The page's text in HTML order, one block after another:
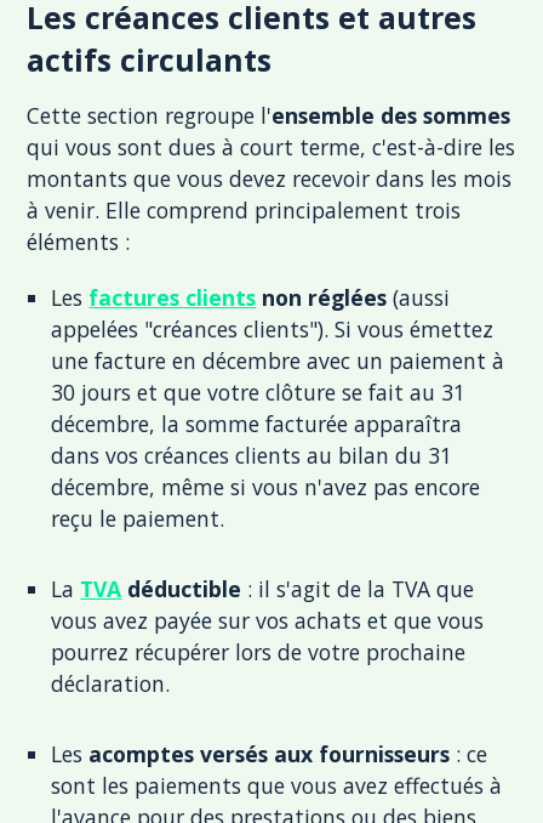
Les créances clients et autres
actifs circulants
Cette section regroupe l'ensemble des sommes
qui vous sont dues à court terme, c'est-à-dire les
montants que vous devez recevoir dans les mois
à venir. Elle comprend principalement trois
éléments :
Les factures clients non réglées (aussi
appelées "créances clients"). Si vous émettez
une facture en décembre avec un paiement à
30 jours et que votre clôture se fait au 31
décembre, la somme facturée apparaîtra
dans vos créances clients au bilan du 31
décembre, même si vous n'avez pas encore
reçu le paiement.
La TVA déductible : il s'agit de la TVA que
vous avez payée sur vos achats et que vous
pourrez récupérer lors de votre prochaine
déclaration.
Les acomptes versés aux fournisseurs : ce
sont les paiements que vous avez effectués à
l'avance pour des prestations ou des biens